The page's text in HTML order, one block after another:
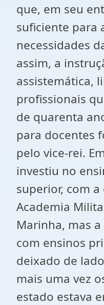
que, em seu
suficiente para
necessidades
assim, a
assistemática,
profissionais
de quarenta
para docentes
pelo vice-rei.
investiu no
superior, com a
Academia
Marinha, mas
com ensinos
deixado de
mais uma vez
estado estava